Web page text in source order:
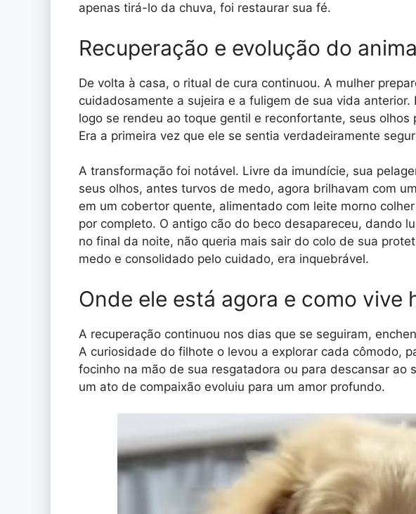
apenas tirá-lo da chuva, foi restaurar sua fé.
Recuperação e evolução do
De volta à casa, o ritual de cura continuou. A mulher
cuidadosamente a sujeira e a fuligem de sua vida
logo se rendeu ao toque gentil e reconfortante, seus olhos
Era a primeira vez que ele se sentia verdadeiramente
A transformação foi notável. Livre da imundície, sua
seus olhos, antes turvos de medo, agora brilhavam com
em um cobertor quente, alimentado com leite morno
por completo. O antigo cão do beco desapareceu, dando
no final da noite, não queria mais sair do colo de sua
medo e consolidado pelo cuidado, era inquebrável.
Onde ele está agora e como vive
A recuperação continuou nos dias que se seguiram,
A curiosidade do filhote o levou a explorar cada cômodo,
focinho na mão de sua resgatadora ou para descansar ao
um ato de compaixão evoluiu para um amor profundo.